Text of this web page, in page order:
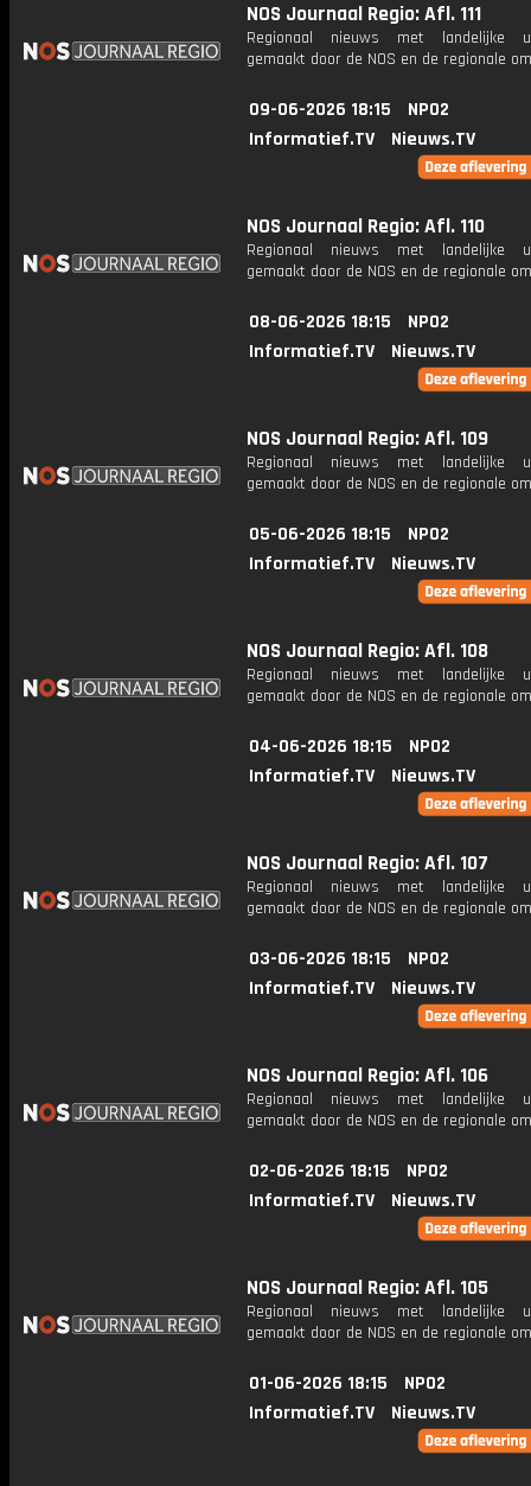
NOS Journaal Regio: Afl. 111
Regionaal nieuws met landelijke
gemaakt door de NOS en de regionale
09-06-2026 18:15
NPO2
Informatief.TV
Nieuws.TV
NOS Journaal Regio: Afl. 110
Regionaal nieuws met landelijke
gemaakt door de NOS en de regionale
08-06-2026 18:15
NPO2
Informatief.TV
Nieuws.TV
NOS Journaal Regio: Afl. 109
Regionaal nieuws met landelijke
gemaakt door de NOS en de regionale
05-06-2026 18:15
NPO2
Informatief.TV
Nieuws.TV
NOS Journaal Regio: Afl. 108
Regionaal nieuws met landelijke
gemaakt door de NOS en de regionale
04-06-2026 18:15
NPO2
Informatief.TV
Nieuws.TV
NOS Journaal Regio: Afl. 107
Regionaal nieuws met landelijke
gemaakt door de NOS en de regionale
03-06-2026 18:15
NPO2
Informatief.TV
Nieuws.TV
NOS Journaal Regio: Afl. 106
Regionaal nieuws met landelijke
gemaakt door de NOS en de regionale
02-06-2026 18:15
NPO2
Informatief.TV
Nieuws.TV
NOS Journaal Regio: Afl. 105
Regionaal nieuws met landelijke
gemaakt door de NOS en de regionale
01-06-2026 18:15
NPO2
Informatief.TV
Nieuws.TV